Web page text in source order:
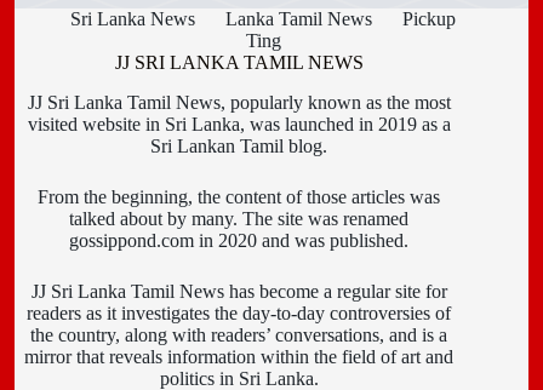
Sri Lanka News Lanka Tamil News
Pickup
Ting
JJ SRI LANKA TAMIL NEWS
JJ Sri Lanka Tamil News, popularly known as the most
visited website in Sri Lanka, was launched in 2019 as a
Sri Lankan Tamil blog.
From the beginning, the content of those articles was
talked about by many. The site was renamed
gossippond.com in 2020 and was published.
JJ Sri Lanka Tamil News has become a regular site for
readers as it investigates the day-to-day controversies of
the country, along with readers’ conversations, and is a
mirror that reveals information within the field of art and
politics in Sri Lanka.